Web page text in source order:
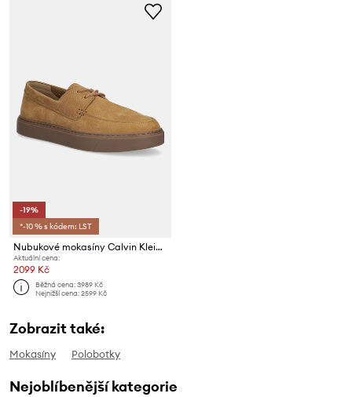
-19%
*-10 % s kódem: LST
Nubukové mokasíny Calvin Klein HYBRID LACE UP BOAT NU
Aktuální cena:
2099 Kč
Běžná cena:3989 Kč
Nejnižší cena:2599 Kč
Zobrazit také:
Mokasíny Polobotky
Nejoblíbenější kategorie